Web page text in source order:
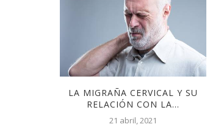
LA MIGRAÑA CERVICAL Y SU
RELACIÓN CON LA...
21 abril, 2021